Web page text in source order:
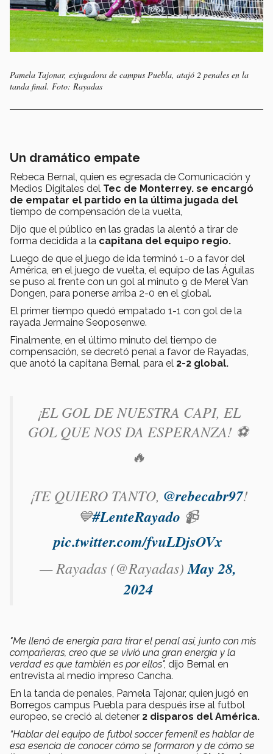
Pamela Tajonar, exjugadora de campus Puebla, atajó 2 penales en la
tanda final. Foto: Rayadas
Un dramático empate
Rebeca Bernal, quien es egresada de Comunicación y
Medios Digitales del Tec de Monterrey. se encargó
de empatar el partido en la última jugada del
tiempo de compensación de la vuelta,
Dijo que el público en las gradas la alentó a tirar de
forma decidida a la capitana del equipo regio.
Luego de que el juego de ida terminó 1-0 a favor del
América, en el juego de vuelta, el equipo de las Águilas
se puso al frente con un gol al minuto 9 de Merel Van
Dongen, para ponerse arriba 2-0 en el global.
El primer tiempo quedó empatado 1-1 con gol de la
rayada Jermaine Seoposenwe.
Finalmente, en el último minuto del tiempo de
compensación, se decretó penal a favor de Rayadas,
que anotó la capitana Bernal, para el 2-2 global.
¡EL GOL DE NUESTRA CAPI, EL
GOL QUE NOS DA ESPERANZA! ⚽️
🔥
¡TE QUIERO TANTO, @rebecabr97!
💙#LenteRayado 📹
pic.twitter.com/fvuLDjsOVx
— Rayadas (@Rayadas) May 28,
2024
"Me llenó de energía para tirar el penal así, junto con mis
compañeras, creo que se vivió una gran energía y la
verdad es que también es por ellos", dijo Bernal en
entrevista al medio impreso Cancha.
En la tanda de penales, Pamela Tajonar, quien jugó en
Borregos campus Puebla para después irse al futbol
europeo, se creció al detener 2 disparos del América.
“Hablar del equipo de futbol soccer femenil es hablar de
esa esencia de conocer cómo se formaron y de cómo se